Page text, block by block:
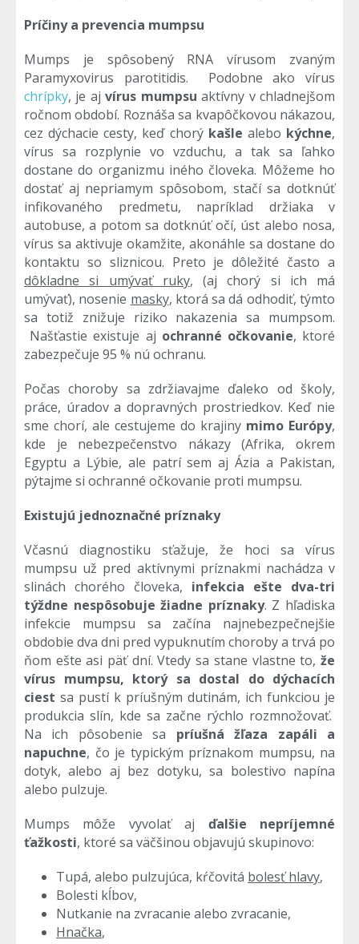
Príčiny a prevencia mumpsu
Mumps je spôsobený RNA vírusom zvaným
Paramyxovirus parotitidis. Podobne ako vírus
chrípky, je ajvírus mumpsu aktívny v chladnejšom
ročnom období. Roznáša sa kvapôčkovou nákazou,
cez dýchacie cesty, keď chorý kašle alebo kýchne,
vírus sa rozplynie vo vzduchu, a tak sa ľahko
dostane do organizmu iného človeka. Môžeme ho
dostať aj nepriamym spôsobom, stačí sa dotknúť
infikovaného predmetu, napríklad držiaka v
autobuse, a potom sa dotknúť očí, úst alebo nosa,
vírus sa aktivuje okamžite, akonáhle sa dostane do
kontaktu so sliznicou. Preto je dôležité často a
dôkladne si umývať ruky, (aj chorý si ich má
umývať), nosenie masky, ktorá sa dá odhodiť, týmto
sa totiž znižuje riziko nakazenia sa mumpsom.
Našťastie existuje aj ochranné očkovanie, ktoré
zabezpečuje 95 % nú ochranu.
Počas choroby sa zdržiavajme ďaleko od školy,
práce, úradov a dopravných prostriedkov. Keď nie
sme chorí, ale cestujeme do krajiny mimo Európy,
kde je nebezpečenstvo nákazy (Afrika, okrem
Egyptu a Lýbie, ale patrí sem aj Ázia a Pakistan,
pýtajme si ochranné očkovanie proti mumpsu.
Existujú jednoznačné príznaky
Včasnú diagnostiku sťažuje, že hoci sa vírus
mumpsu už pred aktívnymi príznakmi nachádza v
slinách chorého človeka, infekcia ešte dva-tri
týždne nespôsobuje žiadne príznaky. Z hľadiska
infekcie mumpsu sa začína najnebezpečnejšie
obdobie dva dni pred vypuknutím choroby a trvá po
ňom ešte asi päť dní. Vtedy sa stane vlastne to, že
vírus mumpsu, ktorý sa dostal do dýchacích
ciest sa pustí k príušným dutinám, ich funkciou je
produkcia slín, kde sa začne rýchlo rozmnožovať.
Na ich pôsobenie sa príušná žľaza zapáli a
napuchne, čo je typickým príznakom mumpsu, na
dotyk, alebo aj bez dotyku, sa bolestivo napína
alebo pulzuje.
Mumps môže vyvolať aj ďalšie nepríjemné
ťažkosti, ktoré sa väčšinou objavujú skupinovo:
Tupá, alebo pulzujúca, kŕčovitá bolesť hlavy,
Bolesti kĺbov,
Nutkanie na zvracanie alebo zvracanie,
Hnačka,